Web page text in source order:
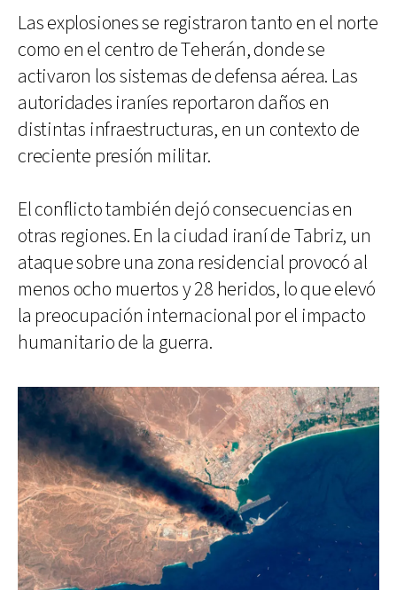
Las explosiones se registraron tanto en el norte
como en el centro de Teherán, donde se
activaron los sistemas de defensa aérea. Las
autoridades iraníes reportaron daños en
distintas infraestructuras, en un contexto de
creciente presión militar.
El conflicto también dejó consecuencias en
otras regiones. En la ciudad iraní de Tabriz, un
ataque sobre una zona residencial provocó al
menos ocho muertos y 28 heridos, lo que elevó
la preocupación internacional por el impacto
humanitario de la guerra.